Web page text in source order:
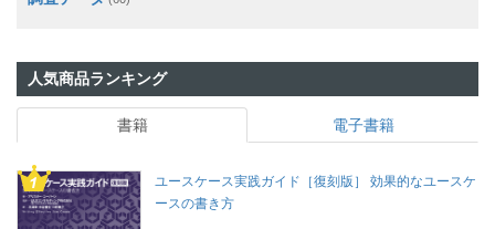
人気商品ランキング
書籍 電子書籍
ユースケース実践ガイド［復刻版］ 効果的なユースケ
ースの書き方